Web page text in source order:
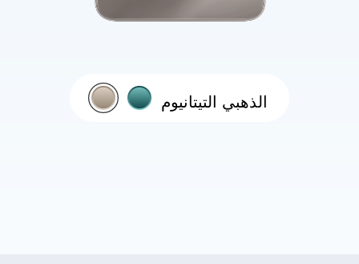
الذهبي التيتانيوم